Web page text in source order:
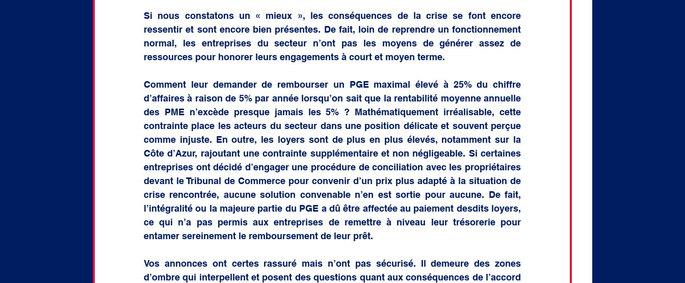
Si nous constatons un « mieux », les conséquences de la crise se font encore
ressentir et sont encore bien présentes. De fait, loin de reprendre un fonctionnement
normal, les entreprises du secteur n’ont pas les moyens de générer assez de
ressources pour honorer leurs engagements à court et moyen terme.
Comment leur demander de rembourser un PGE maximal élevé à 25% du chiffre
d’affaires à raison de 5% par année lorsqu’on sait que la rentabilité moyenne annuelle
des PME n’excède presque jamais les 5% ? Mathématiquement irréalisable, cette
contrainte place les acteurs du secteur dans une position délicate et souvent perçue
comme injuste. En outre, les loyers sont de plus en plus élevés, notamment sur la
Côte d’Azur, rajoutant une contrainte supplémentaire et non négligeable. Si certaines
entreprises ont décidé d’engager une procédure de conciliation avec les propriétaires
devant le Tribunal de Commerce pour convenir d’un prix plus adapté à la situation de
crise rencontrée, aucune solution convenable n’en est sortie pour aucune. De fait,
l’intégralité ou la majeure partie du PGE a dû être affectée au paiement desdits loyers,
ce qui n’a pas permis aux entreprises de remettre à niveau leur trésorerie pour
entamer sereinement le remboursement de leur prêt.
Vos annonces ont certes rassuré mais n’ont pas sécurisé. Il demeure des zones
d’ombre qui interpellent et posent des questions quant aux conséquences de l’accord